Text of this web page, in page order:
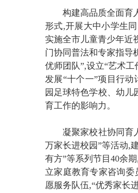
构建高品质全面育
形式,开展大中小学生
实施全市儿童青少年近
门协同普法和专家指导
优师团队”,设立“艺术
发展“十个一”项目行
园足球特色学校、幼儿
育工作的影响力。
凝聚家校社协同育
万家长进校园”等活动,
有方”等系列节目40余
立家庭教育专家咨询
愿服务队伍,“优秀家长